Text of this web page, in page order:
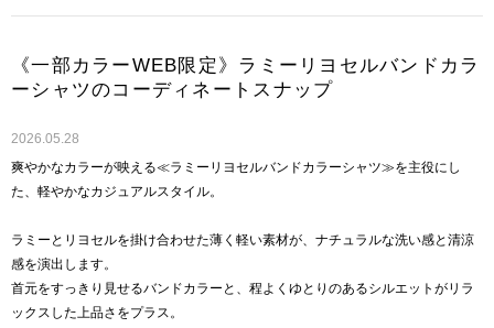
《一部カラーWEB限定》ラミーリヨセルバンドカラ
ーシャツのコーディネートスナップ
2026.05.28
爽やかなカラーが映える≪ラミーリヨセルバンドカラーシャツ≫を主役にし
た、軽やかなカジュアルスタイル。
ラミーとリヨセルを掛け合わせた薄く軽い素材が、ナチュラルな洗い感と清涼
感を演出します。
首元をすっきり見せるバンドカラーと、程よくゆとりのあるシルエットがリラ
ックスした上品さをプラス。